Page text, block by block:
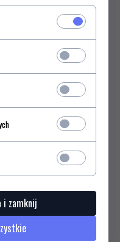
i zamknij